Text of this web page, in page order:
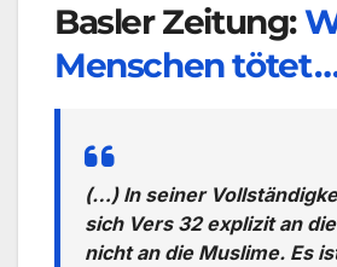
Basler Zeitung:
Menschen tötet
(…) In seiner
sich Vers 32 explizit an
nicht an die Muslime. Es